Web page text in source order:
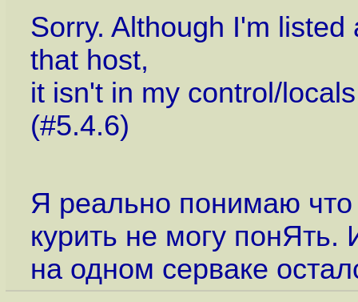
Sorry. Although I'm
that host,
it isn't in my control/
(#5.4.6)
Я реально понимаю
курить не могу
на одном серваке